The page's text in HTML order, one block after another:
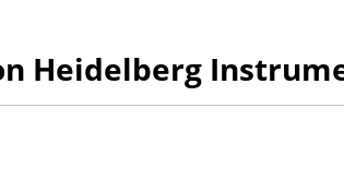
Heidelberg